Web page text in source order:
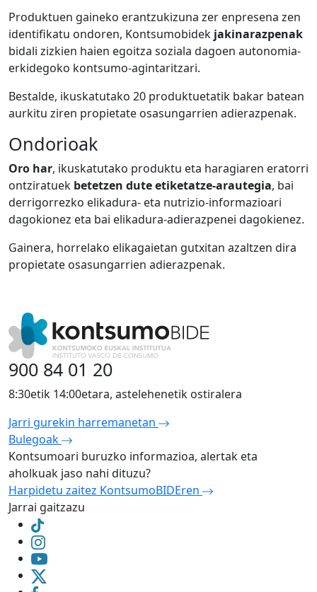
Produktuen gaineko erantzukizuna zer enpresena zen
identifikatu ondoren, Kontsumobidek jakinarazpenak
bidali zizkien haien egoitza soziala dagoen autonomia-
erkidegoko kontsumo-agintaritzari.
Bestalde, ikuskatutako 20 produktuetatik bakar batean
aurkitu ziren propietate osasungarrien adierazpenak.
Ondorioak
Oro har, ikuskatutako produktu eta haragiaren eratorri
ontziratuek betetzen duteetiketatze-arautegia, bai
derrigorrezko elikadura- eta nutrizio-informazioari
dagokionez eta bai elikadura-adierazpenei dagokienez.
Gainera, horrelako elikagaietan gutxitan azaltzen dira
propietate osasungarrien adierazpenak.
900 84 01 20
8:30etik 14:00etara, astelehenetik ostiralera
Jarri gurekin harremanetan
Bulegoak
Kontsumoari buruzko informazioa, alertak eta
aholkuak jaso nahi dituzu?
Harpidetu zaitez KontsumoBIDEren
Jarrai gaitzazu